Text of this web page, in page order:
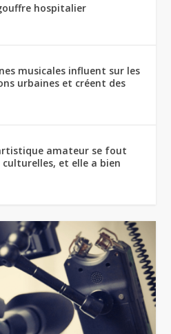
hospitalier
musicales influent sur les
urbaines et créent des
amateur se fout
et elle a bien